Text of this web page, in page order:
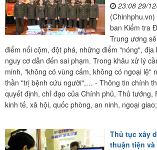
23:08 29/
ban Kiểm tra
Trung ương
điểm nổi cộm, đột phá, những điểm "nóng", địa
nguy cơ dẫn đến sai phạm. Trong khâu xử lý
minh, "không có vùng cấm, không có ngoại lệ"
thần "trị bệnh cứu người",… - Thông tin chính
quyết định, chỉ đạo của Chính phủ, Thủ tướng,
kinh tế, xã hội, quốc phòng, an ninh, ngoại
Thủ tục xây
thuận tiện